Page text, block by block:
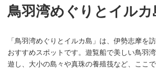
鳥羽湾めぐりとイルカ
「鳥羽湾めぐりとイルカ島」は、伊勢志摩を
おすすめスポットです。遊覧船で美しい鳥羽
遊し、大小の島々や真珠の養殖筏など、ここ